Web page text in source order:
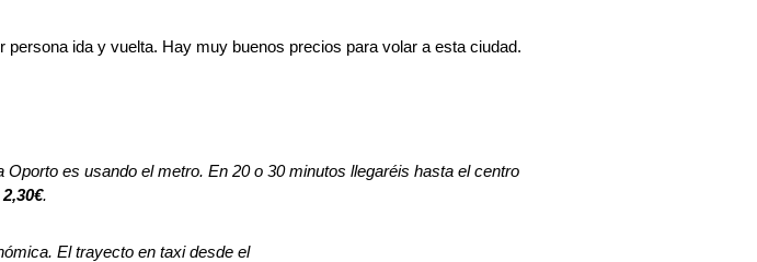
ida y vuelta. Hay muy buenos precios para volar a esta ciudad.
es usando el metro. En 20 o 30 minutos llegaréis hasta el centro
2,30€.
El trayecto en taxi desde el